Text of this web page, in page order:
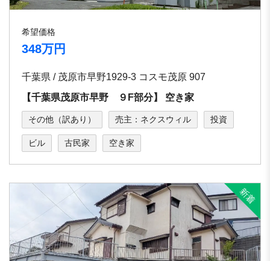
希望価格
348万円
千葉県 / 茂原市早野1929-3 コスモ茂原 907
【千葉県茂原市早野 ９F部分】 空き家
その他（訳あり） 売主：ネクスウィル 投資
ビル 古民家 空き家